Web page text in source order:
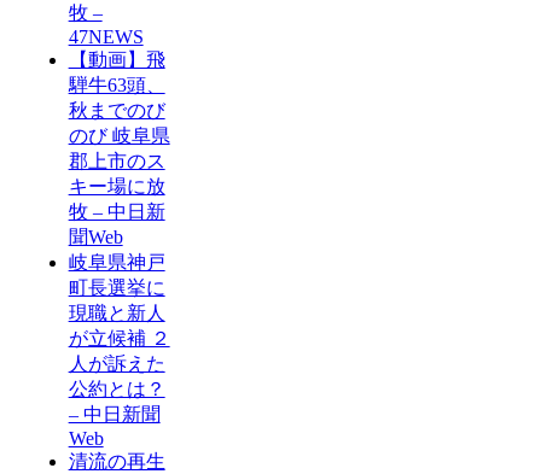
牧 –
47NEWS
【動画】飛
騨牛63頭、
秋までのび
のび 岐阜県
郡上市のス
キー場に放
牧 – 中日新
聞Web
岐阜県神戸
町長選挙に
現職と新人
が立候補 ２
人が訴えた
公約とは？
– 中日新聞
Web
清流の再生